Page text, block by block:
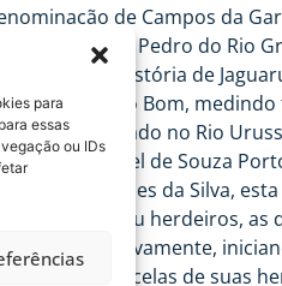
para
essas
ou IDs
de Campos da
de São João Pedro do
na história de
de Campo Bom,
findado no Rio
Manoel de Souza
Lopes da Silva,
que não deixou herdeiros,
definitivamente,
parcelas de suas